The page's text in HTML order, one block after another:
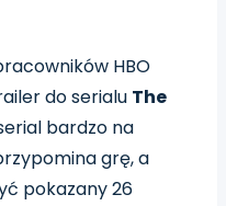
HBO
do serialu The
bardzo na
grę, a
pokazany 26